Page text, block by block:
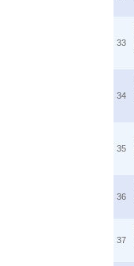
33
34
35
36
37